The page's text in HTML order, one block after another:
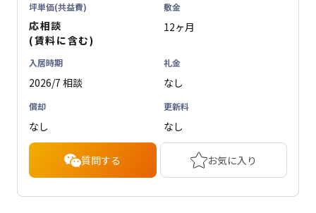
坪単価(共益費)
応相談
(賃料に含む)
敷金
12ヶ月
入居時期
2026/7 相談
礼金
なし
償却
なし
更新料
なし
質問する お気に入り